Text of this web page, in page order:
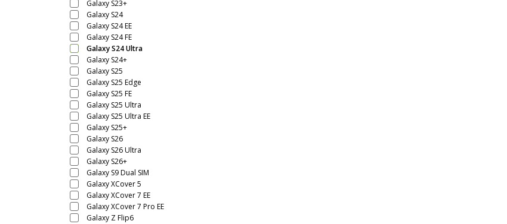
Galaxy S23+
Galaxy S24
Galaxy S24 EE
Galaxy S24 FE
Galaxy S24 Ultra
Galaxy S24+
Galaxy S25
Galaxy S25 Edge
Galaxy S25 FE
Galaxy S25 Ultra
Galaxy S25 Ultra EE
Galaxy S25+
Galaxy S26
Galaxy S26 Ultra
Galaxy S26+
Galaxy S9 Dual SIM
Galaxy XCover 5
Galaxy XCover 7 EE
Galaxy XCover 7 Pro EE
Galaxy Z Flip6